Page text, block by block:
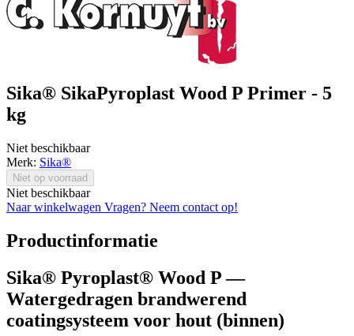
Sika® SikaPyroplast Wood P Primer - 5
kg
Niet beschikbaar
Merk: Sika®
Niet op voorraad
Niet beschikbaar
Naar winkelwagen Vragen? Neem contact op!
Productinformatie
Sika® Pyroplast® Wood P —
Watergedragen brandwerend
coatingsysteem voor hout (binnen)